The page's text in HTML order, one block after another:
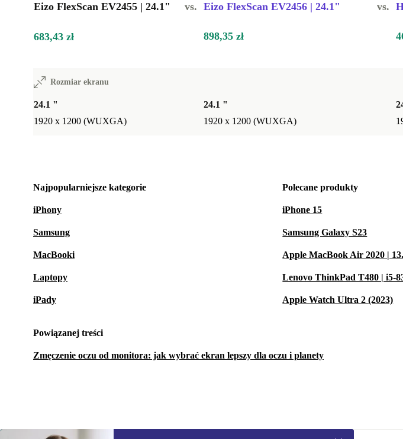
Eizo FlexScan EV2455 | 24.1" vs. Eizo FlexScan EV2456 | 24.1" vs.
683,43 zł 898,35 zł
Rozmiar ekranu
24.1 "
1920 x 1200 (WUXGA)
24.1 "
1920 x 1200 (WUXGA)
Najpopularniejsze kategorie
iPhony
Samsung
MacBooki
Laptopy
iPady
Polecane produkty
iPhone 15
Samsung Galaxy S23
Apple MacBook Air 2020 |
Lenovo ThinkPad T480 | i5-
Apple Watch Ultra 2 (2023)
Powiązanej treści
Zmęczenie oczu od monitora: jak wybrać ekran lepszy dla oczu i planety